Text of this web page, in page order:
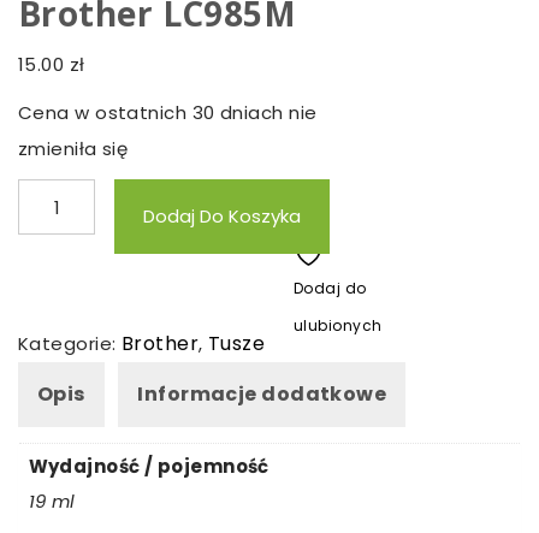
Brother LC985M
15.00 zł
Cena w ostatnich 30 dniach nie
zmieniła się
ilość
Tusz
LC985M
Dodaj Do Koszyka
Dodaj do
ulubionych
Kategorie: Brother, Tusze
Opis
Informacje dodatkowe
Wydajność / pojemność
19 ml